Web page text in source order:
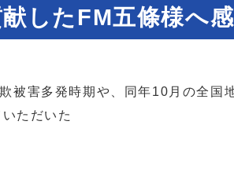
したFM五條様へ
害多発時期や、同年10月の全国
ただいた